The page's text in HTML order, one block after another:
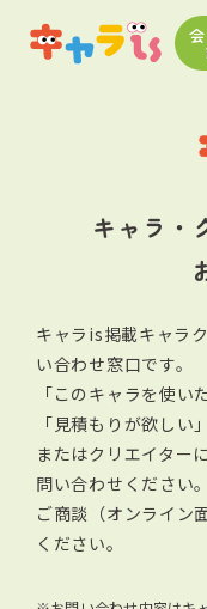
キャラ・
キャラis掲載キャラ
い合わせ窓口です。
「このキャラを使い
「見積もりが欲しい
またはクリエイター
問い合わせください。
ご商談（オンライン
ください。